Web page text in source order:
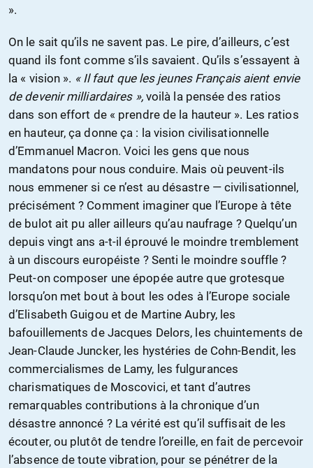
».
On le sait qu’ils ne savent pas. Le pire, d’ailleurs, c’est
quand ils font comme s’ils savaient. Qu’ils s’essayent à
la « vision ». « Il faut que les jeunes Français aient envie
de devenir milliardaires »,voilà la pensée des ratios
dans son effort de « prendre de la hauteur ». Les ratios
en hauteur, ça donne ça : la vision civilisationnelle
d’Emmanuel Macron. Voici les gens que nous
mandatons pour nous conduire. Mais où peuvent-ils
nous emmener si ce n’est au désastre — civilisationnel,
précisément ? Comment imaginer que l’Europe à tête
de bulot ait pu aller ailleurs qu’au naufrage ? Quelqu’un
depuis vingt ans a-t-il éprouvé le moindre tremblement
à un discours européiste ? Senti le moindre souffle ?
Peut-on composer une épopée autre que grotesque
lorsqu’on met bout à bout les odes à l’Europe sociale
d’Elisabeth Guigou et de Martine Aubry, les
bafouillements de Jacques Delors, les chuintements de
Jean-Claude Juncker, les hystéries de Cohn-Bendit, les
commercialismes de Lamy, les fulgurances
charismatiques de Moscovici, et tant d’autres
remarquables contributions à la chronique d’un
désastre annoncé ? La vérité est qu’il suffisait de les
écouter, ou plutôt de tendre l’oreille, en fait de percevoir
l’absence de toute vibration, pour se pénétrer de la